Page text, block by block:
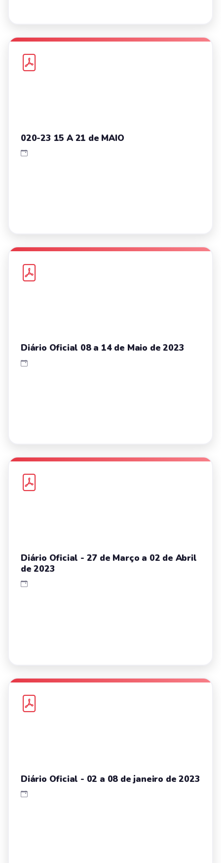
020-23 15 A 21 de MAIO
Diário Oficial 08 a 14 de Maio de 2023
Diário Oficial - 27 de Março a 02 de Abril
de 2023
Diário Oficial - 02 a 08 de janeiro de 2023